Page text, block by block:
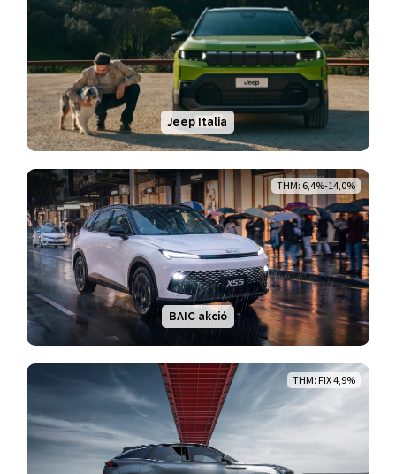
Jeep Italia
THM: 6,4%-14,0%
BAIC akció
THM: FIX 4,9%